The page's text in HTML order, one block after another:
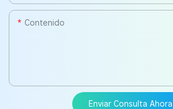
Contenido
Enviar Consulta Ahora